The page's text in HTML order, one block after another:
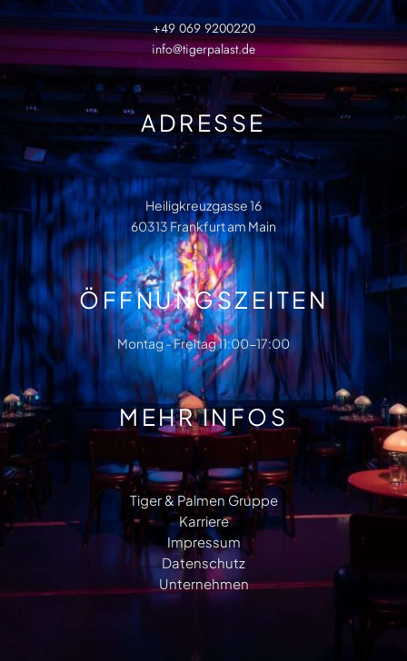
+49 069 9200220
info@tigerpalast.de
ADRESSE
Heiligkreuzgasse 16
60313 Frankfurt am Main
ÖFFNUNGSZEITEN
Montag - Freitag 11:00-17:00
MEHR INFOS
Tiger & Palmen Gruppe
Karriere
Impressum
Datenschutz
Unternehmen